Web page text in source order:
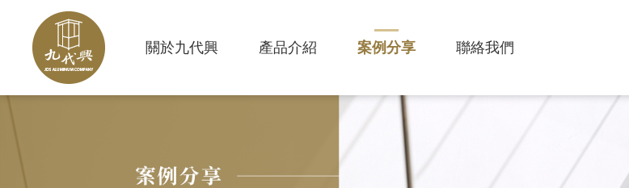
關於九代興 產品介紹 案例分享 聯絡我們